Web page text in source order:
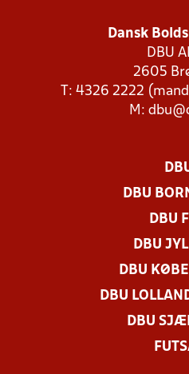
Dansk
DBU
2605
T: 4326 2222
M:
DBU
DBU
DBU
DBU
DBU
DBU